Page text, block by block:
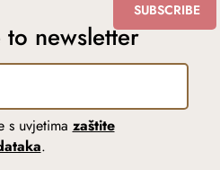
newsletter
s uvjetima zaštite
.
SUBSCRIBE